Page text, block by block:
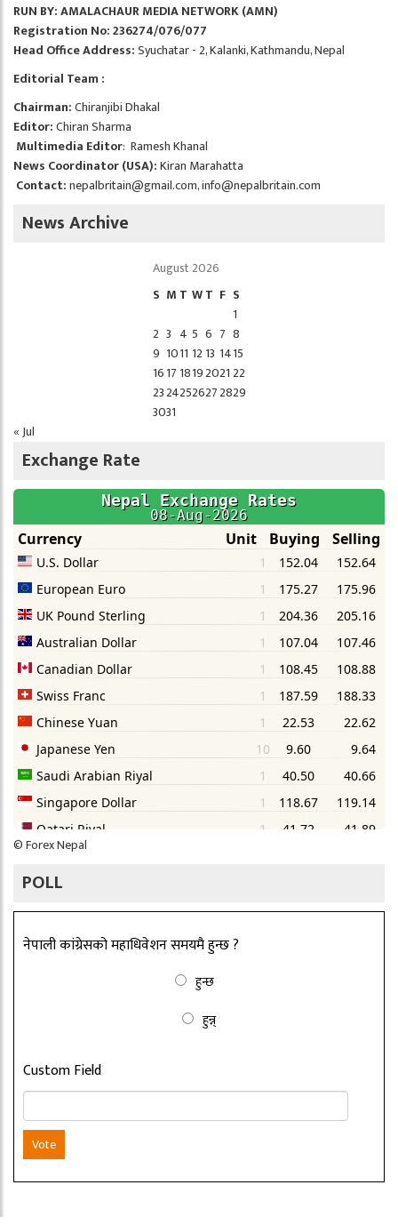
RUN BY: AMALACHAUR MEDIA NETWORK (AMN)
Registration No: 236274/076/077
Head Office Address:Syuchatar - 2, Kalanki, Kathmandu, Nepal
Editorial Team :
Chairman:Chiranjibi Dhakal
Editor:Chiran Sharma
Multimedia Editor: Ramesh Khanal
News Coordinator (USA):Kiran Marahatta
Contact:nepalbritain@gmail.com,info@nepalbritain.com
News Archive
August 2026
S M T WT F S
1
2 3 4 5 6 7 8
9 1011 12 13 1415
1617 1819202122
23242526272829
3031
« Jul
Exchange Rate
©Forex Nepal
POLL
नेपाली कांग्रेसको महाधिवेशन समयमै हुन्छ ?
हुन्छ
हुन्न्
Custom Field
Vote